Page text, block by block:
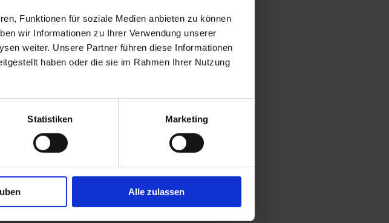
Funktionen für soziale Medien anbieten zu können
wir Informationen zu Ihrer Verwendung unserer
weiter. Unsere Partner führen diese Informationen
haben oder die sie im Rahmen Ihrer Nutzung
Statistiken Marketing
Alle zulassen